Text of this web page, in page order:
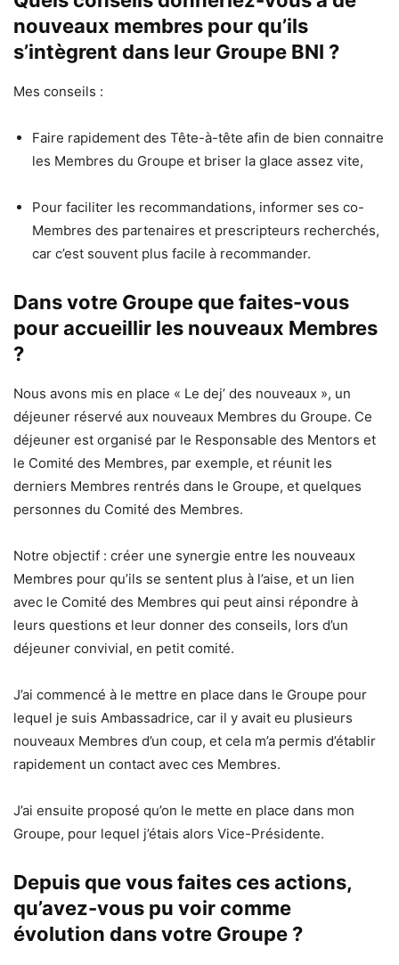
nouveaux membres pour qu’ils
s’intègrent dans leur Groupe BNI ?
Mes conseils :
Faire rapidement des Tête-à-tête afin de bien connaitre
les Membres du Groupe et briser la glace assez vite,
Pour faciliter les recommandations, informer ses co-
Membres des partenaires et prescripteurs recherchés,
car c’est souvent plus facile à recommander.
Dans votre Groupe que faites-vous
pour accueillir les nouveaux Membres
?
Nous avons mis en place « Le dej’ des nouveaux », un
déjeuner réservé aux nouveaux Membres du Groupe. Ce
déjeuner est organisé par le Responsable des Mentors et
le Comité des Membres, par exemple, et réunit les
derniers Membres rentrés dans le Groupe, et quelques
personnes du Comité des Membres.
Notre objectif : créer une synergie entre les nouveaux
Membres pour qu’ils se sentent plus à l’aise, et un lien
avec le Comité des Membres qui peut ainsi répondre à
leurs questions et leur donner des conseils, lors d’un
déjeuner convivial, en petit comité.
J’ai commencé à le mettre en place dans le Groupe pour
lequel je suis Ambassadrice, car il y avait eu plusieurs
nouveaux Membres d’un coup, et cela m’a permis d’établir
rapidement un contact avec ces Membres.
J’ai ensuite proposé qu’on le mette en place dans mon
Groupe, pour lequel j’étais alors Vice-Présidente.
Depuis que vous faites ces actions,
qu’avez-vous pu voir comme
évolution dans votre Groupe ?